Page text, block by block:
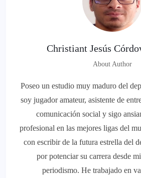
Christiant Jesús
About Author
Poseo un estudio muy maduro del
soy jugador amateur, asistente de
comunicación social y sigo
profesional en las mejores ligas del
con escribir de la futura estrella del
por potenciar su carrera desde
periodismo. He trabajado en